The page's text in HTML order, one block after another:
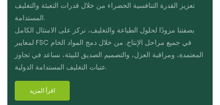
تعزيز القدرة التنافسية الخضراء من خلال قدرات التعبئة والتغليف
المستدامة.
بصفتنا مزودًا لحلول الطباعة والتغليف، نركز على الامتثال الكامل
لمعايير FSC في جميع مراحل الإنتاج. من خلال دمج المواد الخام
المعتمدة، ومراقبة العزل، والتصميم الصديق للبيئة، نساعد في تجاوز
عتبات التغليف المستدامة الدولية.
اقرأ المزيد